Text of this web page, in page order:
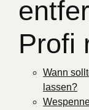
Profi
Wann
lassen?